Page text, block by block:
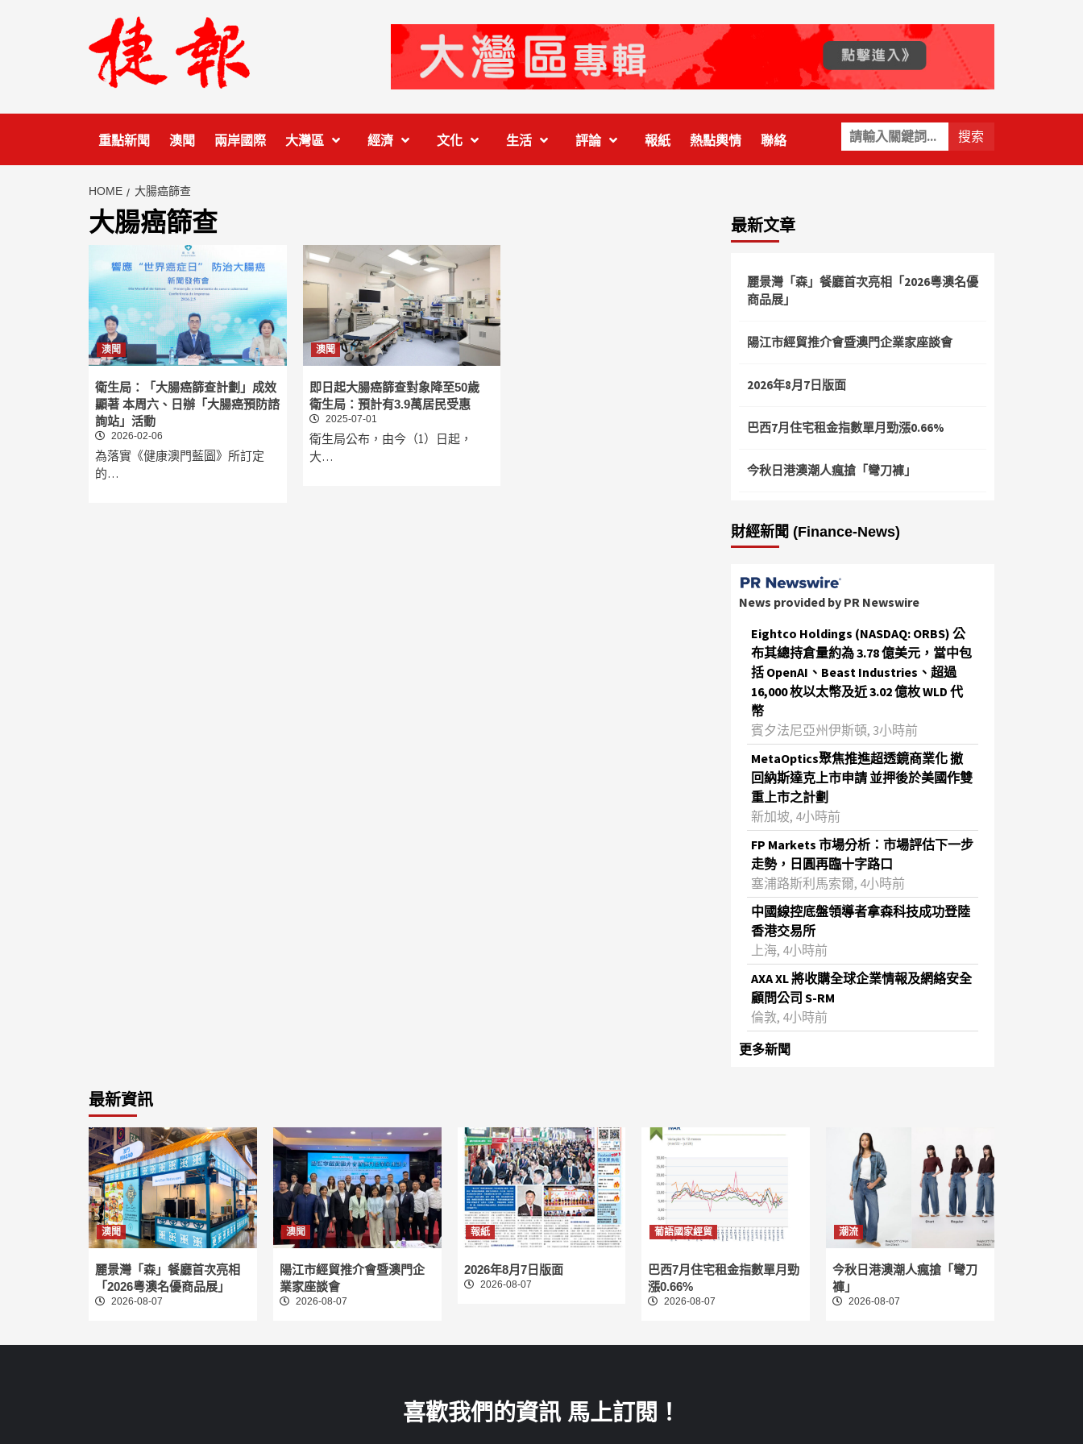
關
鍵
字:
重點新聞 澳聞 兩岸國際 大灣區 經濟 文化 生活 評論 報紙 熱點輿情 聯絡
HOME 大腸癌篩查
大腸癌篩查
澳聞
衛生局：「大腸癌篩查計劃」成效
顯著 本周六、日辦「大腸癌預防諮
詢站」活動
2026-02-06
為落實《健康澳門藍圖》所訂定
的…
澳聞
即日起大腸癌篩查對象降至50歲
衛生局：預計有3.9萬居民受惠
2025-07-01
衛生局公布，由今（1）日起，
大…
最新文章
麗景灣「森」餐廳首次亮相「2026粵澳名優
商品展」
陽江市經貿推介會暨澳門企業家座談會
2026年8月7日版面
巴西7月住宅租金指數單月勁漲0.66%
今秋日港澳潮人瘋搶「彎刀褲」
財經新聞 (Finance-News)
News provided by PR Newswire
Eightco Holdings (NASDAQ: ORBS) 公
布其總持倉量約為 3.78 億美元，當中包
括 OpenAI、Beast Industries、超過
16,000 枚以太幣及近 3.02 億枚 WLD 代
幣
賓夕法尼亞州伊斯頓, 3小時前
MetaOptics聚焦推進超透鏡商業化 撤
回納斯達克上市申請 並押後於美國作雙
重上市之計劃
新加坡, 4小時前
FP Markets 市場分析：市場評估下一步
走勢，日圓再臨十字路口
塞浦路斯利馬索爾, 4小時前
中國線控底盤領導者拿森科技成功登陸
香港交易所
上海, 4小時前
AXA XL 將收購全球企業情報及網絡安全
顧問公司 S-RM
倫敦, 4小時前
更多新聞
最新資訊
澳聞
麗景灣「森」餐廳首次亮相
「2026粵澳名優商品展」
2026-08-07
澳聞
陽江市經貿推介會暨澳門企
業家座談會
2026-08-07
報紙
2026年8月7日版面
2026-08-07
葡語國家經貿
巴西7月住宅租金指數單月勁
漲0.66%
2026-08-07
潮流
今秋日港澳潮人瘋搶「彎刀
褲」
2026-08-07
喜歡我們的資訊 馬上訂閱！